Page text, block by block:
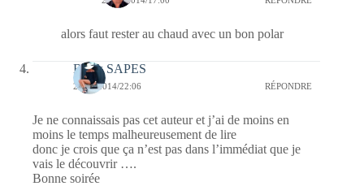
alors faut rester au chaud avec un bon polar
Black SAPES
26/10/2014/22:06 RÉPONDRE
Je ne connaissais pas cet auteur et j’ai de moins en
moins le temps malheureusement de lire
donc je crois que ça n’est pas dans l’immédiat que je
vais le découvrir ….
Bonne soirée